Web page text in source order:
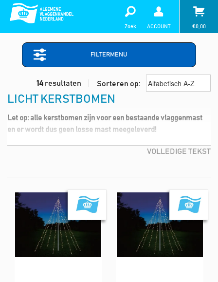
Zoek ACCOUNT €0,00
FILTERMENU
14 resultaten Sorteren op:
LICHT KERSTBOMEN
Let op: alle kerstbomen zijn voor een bestaande vlaggenmast
en er wordt dus geen losse mast meegeleverd!
VOLLEDIGE TEKST